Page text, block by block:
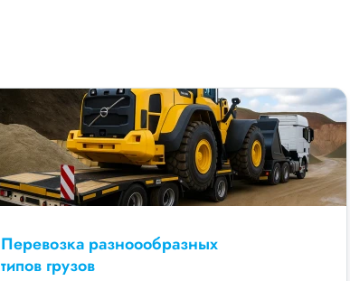
Перевозка разноообразных
типов грузов